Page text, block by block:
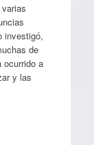
investigó,
de
ocurrido a
y las